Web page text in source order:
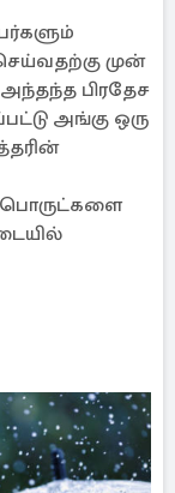
முன்
பிரதேச
அங்கு ஒரு